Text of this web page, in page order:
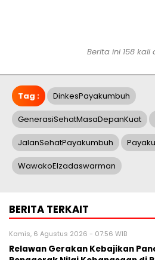
Berita ini 158 kali
Tag : DinkesPayakumbuh
GenerasiSehatMasaDepanKuat
JalanSehatPayakumbuh
WawakoElzadaswarman
BERITA TERKAIT
Kamis, 6 Agustus 2026 - 07:56 WIB
Relawan Gerakan Kebajikan